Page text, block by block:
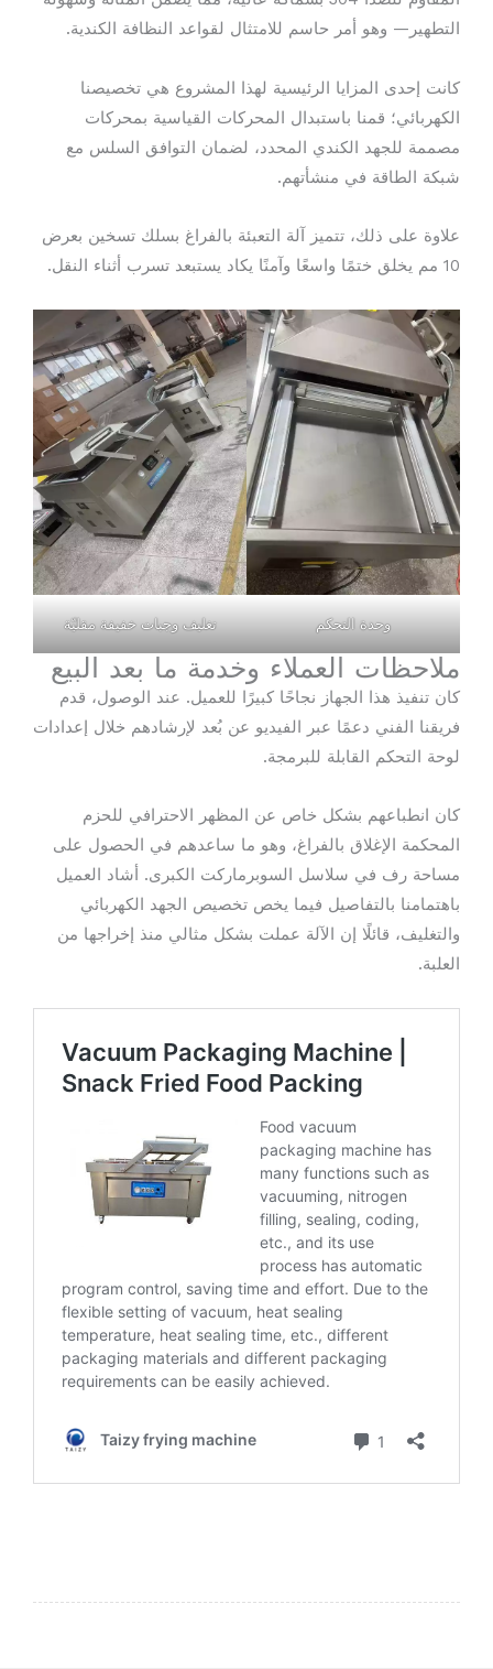
التطهير— وهو أمر حاسم للامتثال لقواعد النظافة الكندية.
كانت إحدى المزايا الرئيسية لهذا المشروع هي تخصيصنا
الكهربائي؛ قمنا باستبدال المحركات القياسية بمحركات
مصممة للجهد الكندي المحدد، لضمان التوافق السلس مع
شبكة الطاقة في منشأتهم.
علاوة على ذلك، تتميز آلة التعبئة بالفراغ بسلك تسخين بعرض
10 مم يخلق ختمًا واسعًا وآمنًا يكاد يستبعد تسرب أثناء النقل.
وحدة التحكم تغليف وجبات خفيفة مقليّة
ملاحظات العملاء وخدمة ما بعد البيع
كان تنفيذ هذا الجهاز نجاحًا كبيرًا للعميل. عند الوصول، قدم
فريقنا الفني دعمًا عبر الفيديو عن بُعد لإرشادهم خلال إعدادات
لوحة التحكم القابلة للبرمجة.
كان انطباعهم بشكل خاص عن المظهر الاحترافي للحزم
المحكمة الإغلاق بالفراغ، وهو ما ساعدهم في الحصول على
مساحة رف في سلاسل السوبرماركت الكبرى. أشاد العميل
باهتمامنا بالتفاصيل فيما يخص تخصيص الجهد الكهربائي
والتغليف، قائلًا إن الآلة عملت بشكل مثالي منذ إخراجها من
العلبة.